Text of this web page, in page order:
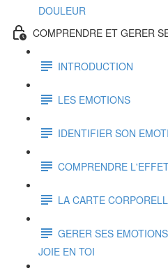
DOULEUR
COMPRENDRE ET GERER
INTRODUCTION
LES EMOTIONS
IDENTIFIER SON
COMPRENDRE
LA CARTE
GERER SES
JOIE EN TOI